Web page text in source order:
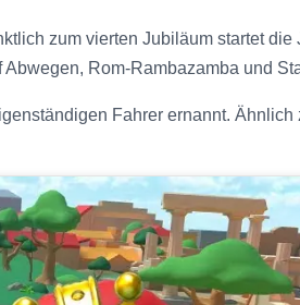
zum vierten Jubiläum startet
Rom-Rambazamba und
Fahrer ernannt.